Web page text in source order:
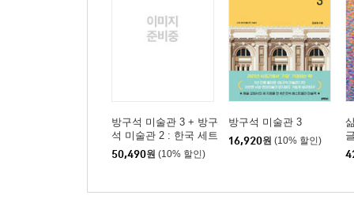
방구석 미술관 3 + 방구
석 미술관 2 : 한국 세트
50,490원 (10% 할인)
방구석 미술관 3
16,920원 (10% 할인)